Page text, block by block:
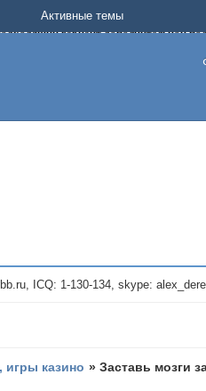
вариант дополнительной
в теме что это лохотрон,
объявления со своими
Активные темы
1-130-134, skype:
игры казино »Заставь мозги